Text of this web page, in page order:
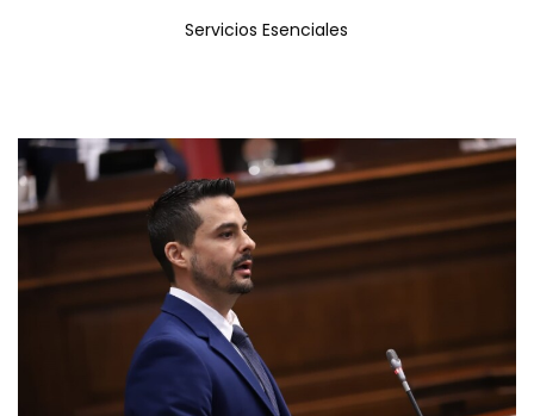
Servicios Esenciales